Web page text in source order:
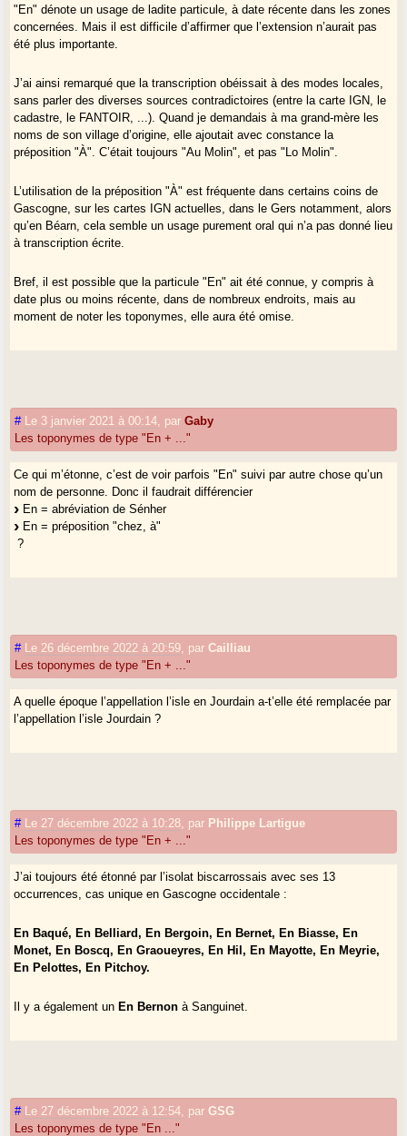
"En" dénote un usage de ladite particule, à date récente dans les zones
concernées. Mais il est difficile d’affirmer que l’extension n’aurait pas
été plus importante.
J’ai ainsi remarqué que la transcription obéissait à des modes locales,
sans parler des diverses sources contradictoires (entre la carte IGN, le
cadastre, le FANTOIR, ...). Quand je demandais à ma grand-mère les
noms de son village d’origine, elle ajoutait avec constance la
préposition "À". C’était toujours "Au Molin", et pas "Lo Molin".
L’utilisation de la préposition "À" est fréquente dans certains coins de
Gascogne, sur les cartes IGN actuelles, dans le Gers notamment, alors
qu’en Béarn, cela semble un usage purement oral qui n’a pas donné lieu
à transcription écrite.
Bref, il est possible que la particule "En" ait été connue, y compris à
date plus ou moins récente, dans de nombreux endroits, mais au
moment de noter les toponymes, elle aura été omise.
# Le 3 janvier 2021 à 00:14 parGaby
Les toponymes de type "En + ..."
Ce qui m’étonne, c’est de voir parfois "En" suivi par autre chose qu’un
nom de personne. Donc il faudrait différencier
En = abréviation de Sénher
En = préposition "chez, à"
?
# Le 26 décembre 2022 à 20:59 parCailliau
Les toponymes de type "En + ..."
A quelle époque l’appellation l’isle en Jourdain a-t’elle été remplacée par
l’appellation l’isle Jourdain ?
# Le 27 décembre 2022 à 10:28 par Philippe Lartigue
Les toponymes de type "En + ..."
J’ai toujours été étonné par l’isolat biscarrossais avec ses 13
occurrences, cas unique en Gascogne occidentale :
En Baqué, En Belliard, En Bergoin, En Bernet, En Biasse, En
Monet, En Boscq, En Graoueyres, En Hil, En Mayotte, En Meyrie,
En Pelottes, En Pitchoy.
Il y a également un En Bernon à Sanguinet.
# Le 27 décembre 2022 à 12:54 parGSG
Les toponymes de type "En ..."